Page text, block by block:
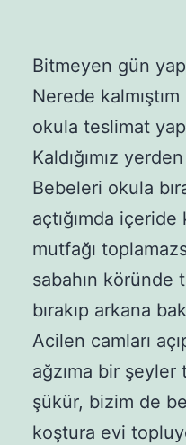
Bitmeyen gün
Nerede
okula teslimat
Kaldığımız
Bebeleri okula
açtığımda
mutfağı
sabahın köründe
bırakıp arkana
Acilen camları
ağzıma bir şeyler
şükür, bizim de
koştura evi